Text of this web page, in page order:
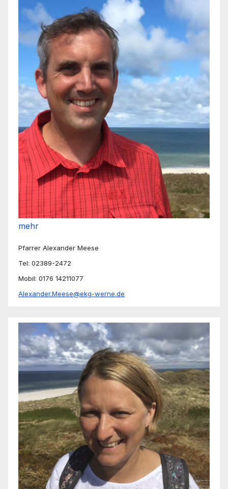
mehr
Pfarrer Alexander Meese
Tel: 02389-2472
Mobil: 0176 14211077
Alexander.Meese@ekg-werne.de